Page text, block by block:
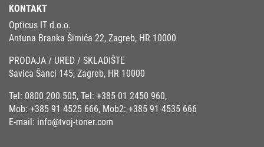
KONTAKT
Opticus IT d.o.o.
Antuna Branka Šimića 22, Zagreb, HR 10000
PRODAJA / URED / SKLADIŠTE
Savica Šanci 145, Zagreb, HR 10000
Tel: 0800 200 505, Tel: +385 01 2450 960,
Mob: +385 91 4525 666, Mob2: +385 91 4535 666
E-mail: info@tvoj-toner.com